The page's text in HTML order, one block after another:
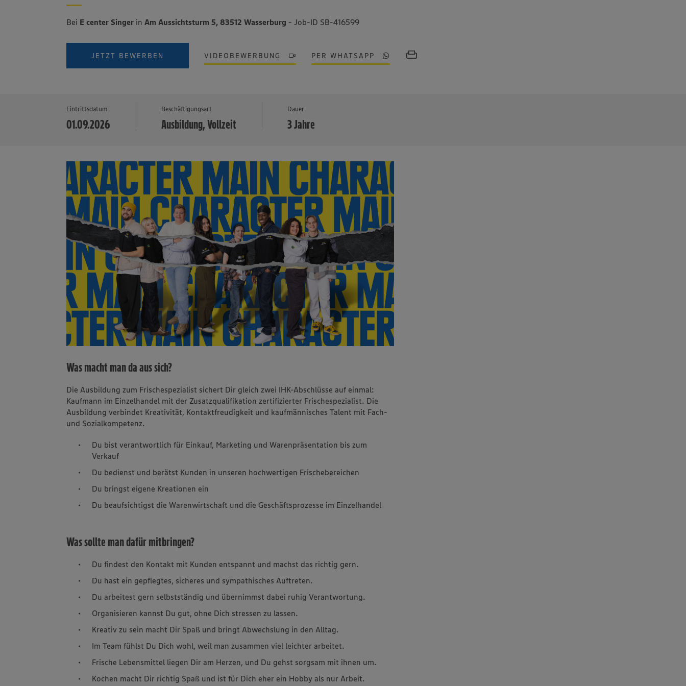
Bei E center Singer inAm Aussichtsturm 5, 83512 Wasserburg - Job-ID SB-416599
JETZT BEWERBEN VIDEOBEWERBUNG PER WHATSAPP
Eintrittsdatum
01.09.2026
Beschäftigungsart
Ausbildung, Vollzeit
Dauer
3 Jahre
Was macht man da aus sich?
Die Ausbildung zum Frischespezialist sichert Dir gleich zwei IHK-Abschlüsse auf einmal:
Kaufmann im Einzelhandel mit der Zusatzqualifikation zertifizierter Frischespezialist. Die
Ausbildung verbindet Kreativität, Kontaktfreudigkeit und kaufmännisches Talent mit Fach-
und Sozialkompetenz.
Du bist verantwortlich für Einkauf, Marketing und Warenpräsentation bis zum
Verkauf
Du bedienst und berätst Kunden in unseren hochwertigen Frischebereichen
Du bringst eigene Kreationen ein
Du beaufsichtigst die Warenwirtschaft und die Geschäftsprozesse im Einzelhandel
Was sollte man dafür mitbringen?
Du findest den Kontakt mit Kunden entspannt und machst das richtig gern.
Du hast ein gepflegtes, sicheres und sympathisches Auftreten.
Du arbeitest gern selbstständig und übernimmst dabei ruhig Verantwortung.
Organisieren kannst Du gut, ohne Dich stressen zu lassen.
Kreativ zu sein macht Dir Spaß und bringt Abwechslung in den Alltag.
Im Team fühlst Du Dich wohl, weil man zusammen viel leichter arbeitet.
Frische Lebensmittel liegen Dir am Herzen, und Du gehst sorgsam mit ihnen um.
Kochen macht Dir richtig Spaß und ist für Dich eher ein Hobby als nur Arbeit.